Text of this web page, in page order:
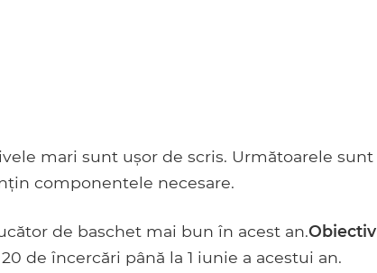
mari sunt ușor de scris. Următoarele sunt
componentele necesare.
de baschet mai bun în acest an.Obiectiv
de încercări până la 1 iunie a acestui an.